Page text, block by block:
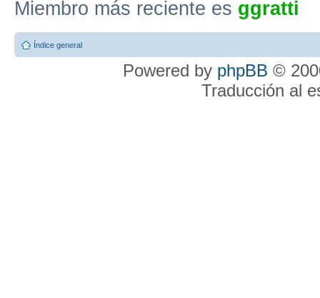
Miembro más reciente es ggratti
Índice general
Powered by phpBB ©
Traducción al